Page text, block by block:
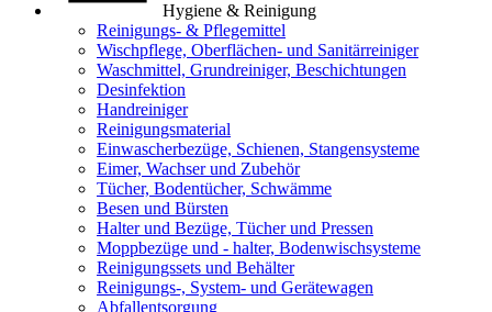
Hygiene & Reinigung
Reinigungs- & Pflegemittel
Wischpflege, Oberflächen- und Sanitärreiniger
Waschmittel, Grundreiniger, Beschichtungen
Desinfektion
Handreiniger
Reinigungsmaterial
Einwascherbezüge, Schienen, Stangensysteme
Eimer, Wachser und Zubehör
Tücher, Bodentücher, Schwämme
Besen und Bürsten
Halter und Bezüge, Tücher und Pressen
Moppbezüge und - halter, Bodenwischsysteme
Reinigungssets und Behälter
Reinigungs-, System- und Gerätewagen
Abfallentsorgung